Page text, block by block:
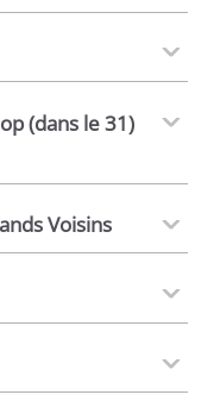
(dans le 31)
Voisins